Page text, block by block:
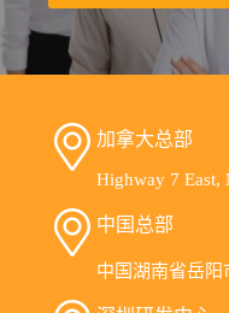
加拿大总部
Highway 7 East,
中国总部
中国湖南省岳阳